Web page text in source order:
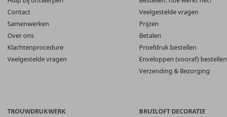
Contact
Samenwerken
Over ons
Klachtenprocedure
Veelgestelde vragen
Veelgestelde vragen
Prijzen
Betalen
Proefdruk bestellen
Enveloppen (vooraf) bestellen
Verzending & Bezorging
TROUWDRUKWERK
BRUILOFT DECORATIE